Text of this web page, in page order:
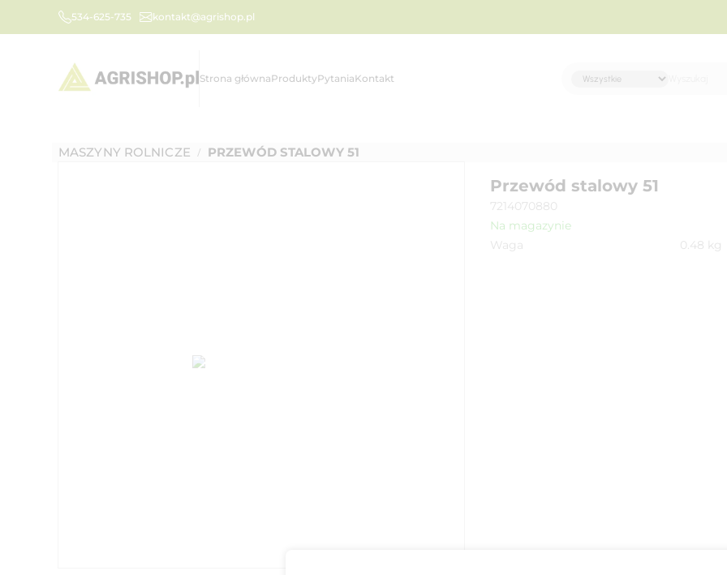
534-625-735 kontakt@agrishop.pl
Strona głównaProduktyPytaniaKontakt
MASZYNY ROLNICZE / PRZEWÓD STALOWY 51
Przewód stalowy 51
7214070880
Na magazynie
Waga
0.48 kg